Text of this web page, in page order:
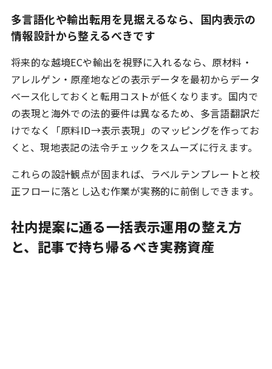
多言語化や輸出転用を見据えるなら、国内表示の
情報設計から整えるべきです
将来的な越境ECや輸出を視野に入れるなら、原材料・
アレルゲン・原産地などの表示データを最初からデータ
ベース化しておくと転用コストが低くなります。国内で
の表現と海外での法的要件は異なるため、多言語翻訳だ
けでなく「原料ID→表示表現」のマッピングを作ってお
くと、現地表記の法令チェックをスムーズに行えます。
これらの設計観点が固まれば、ラベルテンプレートと校
正フローに落とし込む作業が実務的に前倒しできます。
社内提案に通る一括表示運用の整え方
と、記事で持ち帰るべき実務資産